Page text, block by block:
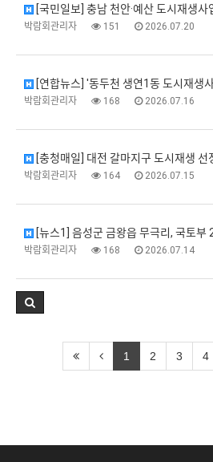
[국민일보] 충남 천안·예산 도시재생사
박람회관리자 151 2026.07.20
[연합뉴스] '동두천 생연1동 도시재생
박람회관리자 168 2026.07.16
[충청매일] 대전 갈마지구 도시재생 선
박람회관리자 164 2026.07.15
[뉴스1] 음성군 금왕읍 무극리, 국토부
박람회관리자 168 2026.07.14
1 2 3 4